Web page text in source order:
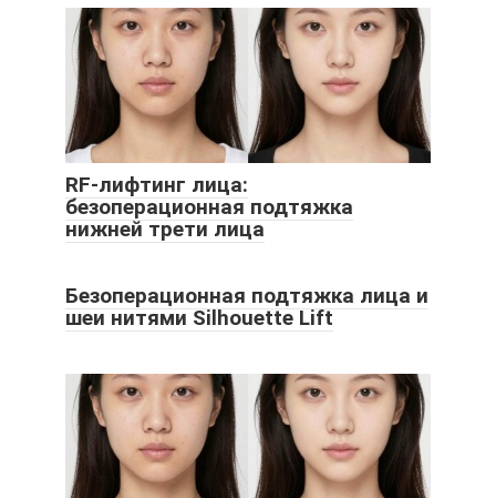
RF-лифтинг лица:
безоперационная подтяжка
нижней трети лица
Безоперационная подтяжка лица и
шеи нитями Silhouette Lift